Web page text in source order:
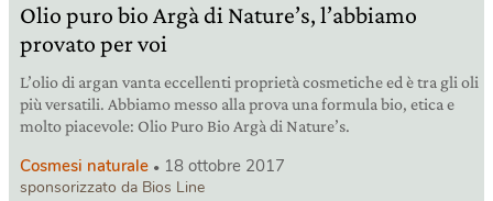
Olio puro bio Argà di Nature’s, l’abbiamo
provato per voi
L’olio di argan vanta eccellenti proprietà cosmetiche ed è tra gli oli
più versatili. Abbiamo messo alla prova una formula bio, etica e
molto piacevole: Olio Puro Bio Argà di Nature’s.
Cosmesi naturale 18 ottobre 2017
sponsorizzato da Bios Line